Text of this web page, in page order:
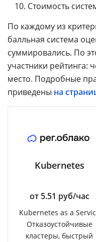
Стоимость
По каждому из
балльная система
суммировались. По
участники
место. Подробные
приведены на
Kubernetes
от 5.51 руб/час
Kubernetes as a
Отказоустойчивые
кластеры, быстрый